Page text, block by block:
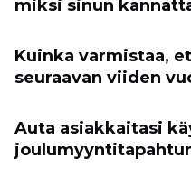
miksi sinun
Kuinka varmistaa,
seuraavan viiden
Auta asiakkaitasi